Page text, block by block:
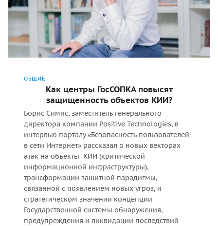
ОБЩИЕ
Как центры ГосСОПКА повысят
защищенность объектов КИИ?
Борис Симис, заместитель генерального
директора компании Positive Technologies, в
интервью порталу «Безопасность пользователей
в сети Интернет» рассказал о новых векторах
атак на объекты КИИ (критической
информационной инфраструктуры),
трансформации защитной парадигмы,
связанной с появлением новых угроз, и
стратегическом значении концепции
Государственной системы обнаружения,
предупреждения и ликвидации последствий